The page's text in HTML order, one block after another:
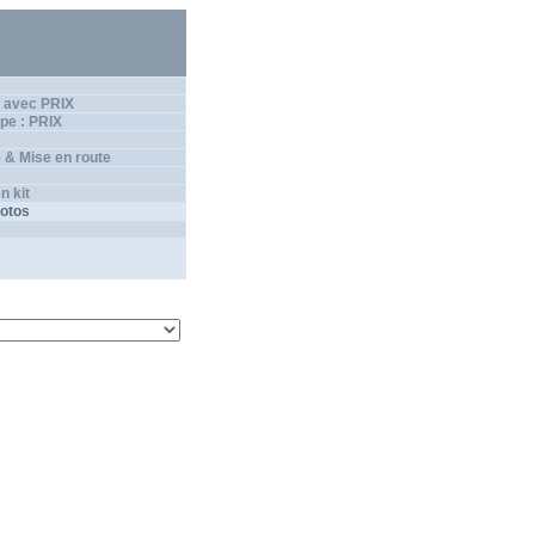
PRIX
: PRIX
Mise en route
kit